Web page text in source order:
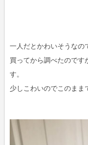
一人だとかわいそうなの
買ってから調べたので
す。
少しこわいのでこのまま